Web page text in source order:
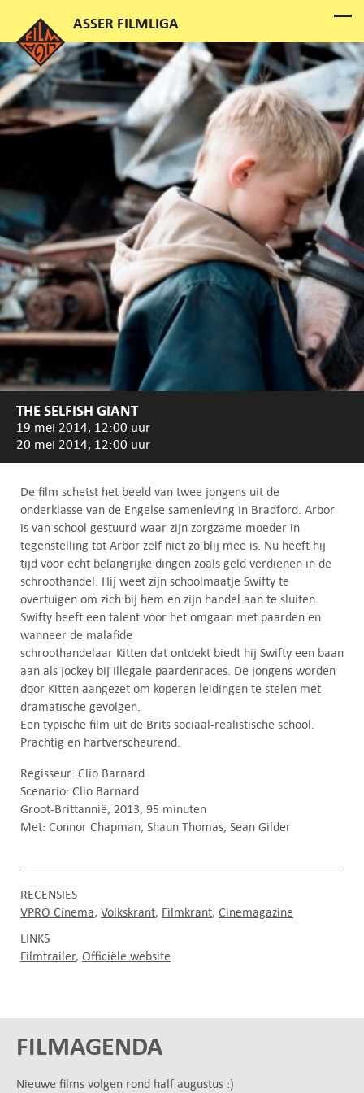
THE SELFISH GIANT
19 mei 2014, 12:00 uur
20 mei 2014, 12:00 uur
De film schetst het beeld van twee jongens uit de
onderklasse van de Engelse samenleving in Bradford. Arbor
is van school gestuurd waar zijn zorgzame moeder in
tegenstelling tot Arbor zelf niet zo blij mee is. Nu heeft hij
tijd voor echt belangrijke dingen zoals geld verdienen in de
schroothandel. Hij weet zijn schoolmaatje Swifty te
overtuigen om zich bij hem en zijn handel aan te sluiten.
Swifty heeft een talent voor het omgaan met paarden en
wanneer de malafide
schroothandelaar Kitten dat ontdekt biedt hij Swifty een baan
aan als jockey bij illegale paardenraces. De jongens worden
door Kitten aangezet om koperen leidingen te stelen met
dramatische gevolgen.
Een typische film uit de Brits sociaal-realistische school.
Prachtig en hartverscheurend.
Regisseur: Clio Barnard
Scenario: Clio Barnard
Groot-Brittannië, 2013, 95 minuten
Met: Connor Chapman, Shaun Thomas, Sean Gilder
RECENSIES
VPRO Cinema Volkskrant Filmkrant Cinemagazine
LINKS
Filmtrailer Officiële website
FILMAGENDA
Nieuwe films volgen rond half augustus :)